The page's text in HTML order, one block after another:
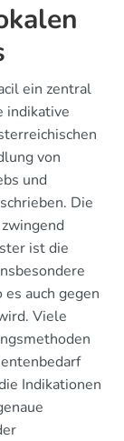
ein zentral
indikative
von
und
Die
ist die
auch gegen
Viele
Indikationen